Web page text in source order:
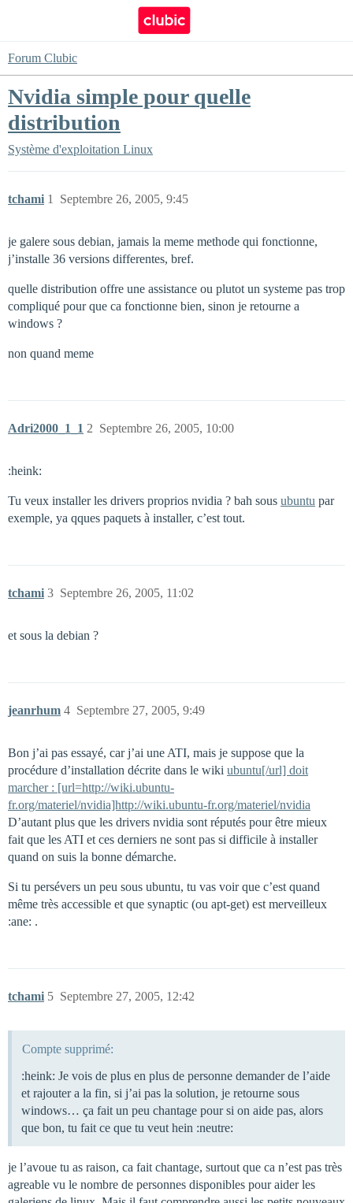
Forum Clubic
Nvidia simple pour quelle
distribution
Système d'exploitation Linux
tchami Septembre 26, 2005, 9:45
1
je galere sous debian, jamais la meme methode qui fonctionne,
j’installe 36 versions differentes, bref.
quelle distribution offre une assistance ou plutot un systeme pas trop
compliqué pour que ca fonctionne bien, sinon je retourne a
windows ?
non quand meme
Adri2000_1_1 Septembre 26, 2005, 10:00
2
:heink:
Tu veux installer les drivers proprios nvidia ? bah sous ubuntu par
exemple, ya qques paquets à installer, c’est tout.
tchami Septembre 26, 2005, 11:02
3
et sous la debian ?
jeanrhum Septembre 27, 2005, 9:49
4
Bon j’ai pas essayé, car j’ai une ATI, mais je suppose que la
procédure d’installation décrite dans le wiki ubuntu[/url] doit
marcher : [url=http://wiki.ubuntu-
fr.org/materiel/nvidia]http://wiki.ubuntu-fr.org/materiel/nvidia
D’autant plus que les drivers nvidia sont réputés pour être mieux
fait que les ATI et ces derniers ne sont pas si difficile à installer
quand on suis la bonne démarche.
Si tu persévers un peu sous ubuntu, tu vas voir que c’est quand
même très accessible et que synaptic (ou apt-get) est merveilleux
:ane: .
tchami Septembre 27, 2005, 12:42
5
Compte supprimé:
:heink: Je vois de plus en plus de personne demander de l’aide
et rajouter a la fin, si j’ai pas la solution, je retourne sous
windows… ça fait un peu chantage pour si on aide pas, alors
que bon, tu fait ce que tu veut hein :neutre:
je l’avoue tu as raison, ca fait chantage, surtout que ca n’est pas très
agreable vu le nombre de personnes disponibles pour aider les